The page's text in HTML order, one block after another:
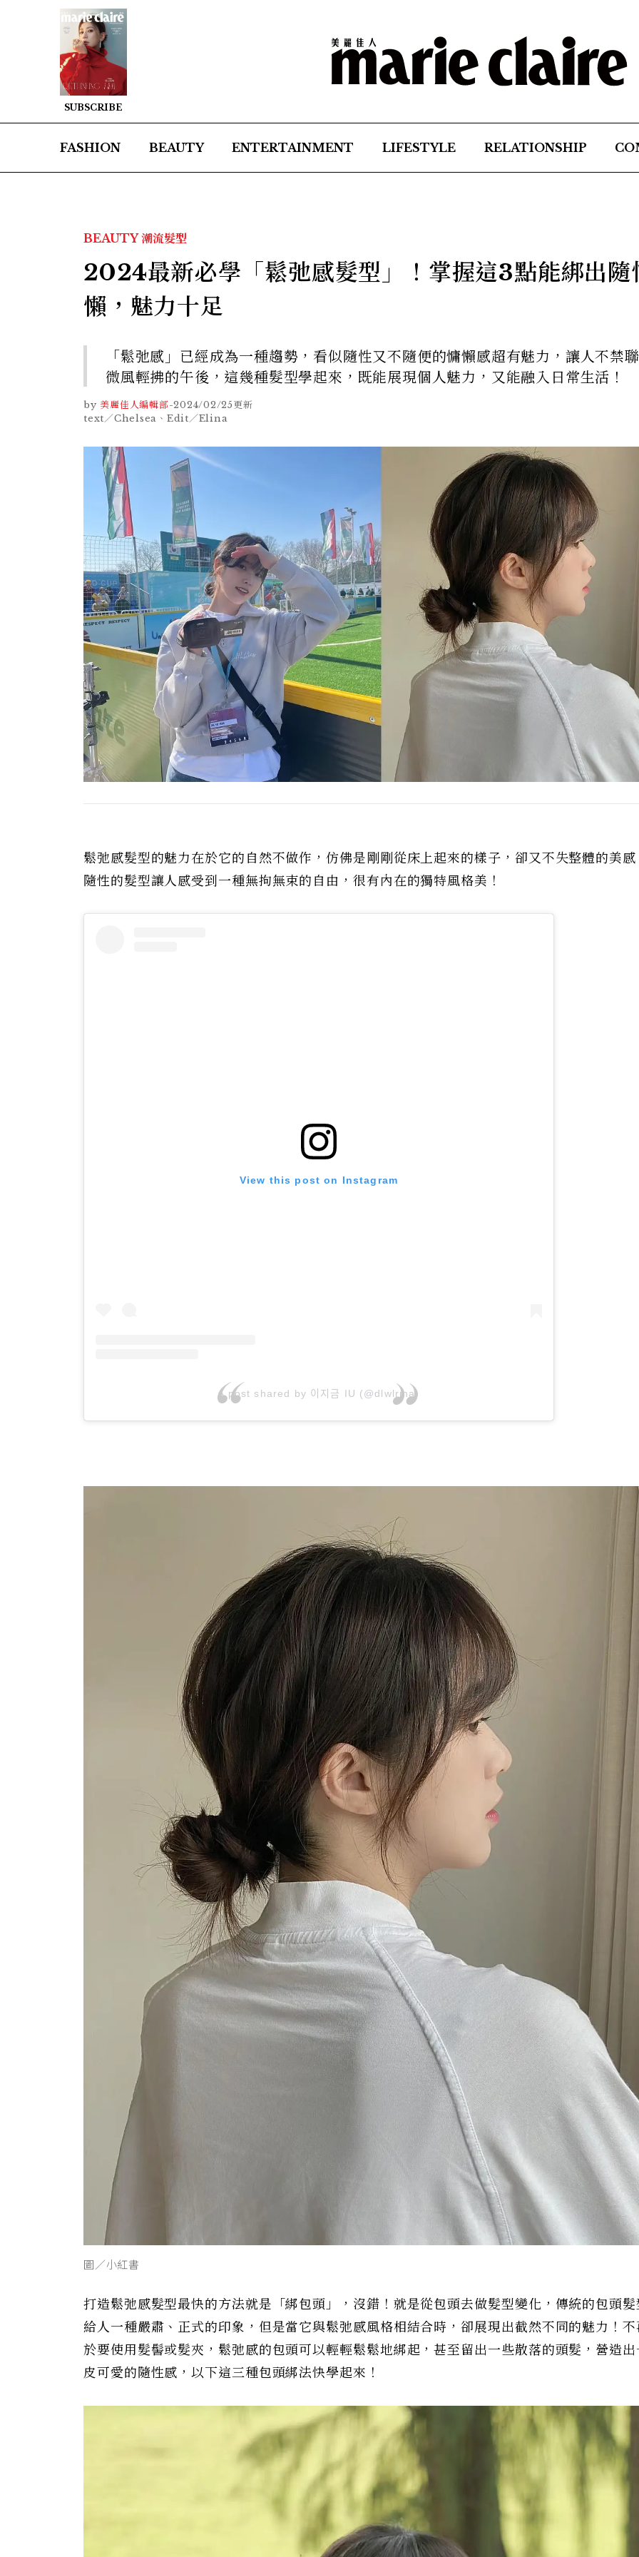
SUBSCRIBE
FASHION BEAUTY ENTERTAINMENT LIFESTYLE RELATIONSHIP
BEAUTY 潮流髮型
2024最新必學「鬆弛感髮型」！掌握這3點能綁出隨
懶，魅力十足
「鬆弛感」已經成為一種趨勢，看似隨性又不隨便的慵懶感超有魅力，讓人不禁
微風輕拂的午後，這幾種髮型學起來，既能展現個人魅力，又能融入日常生活！
by 美麗佳人編輯部-2024/02/25更新
text／Chelsea、Edit／Elina
鬆弛感髮型的魅力在於它的自然不做作，仿佛是剛剛從床上起來的樣子，卻又不失整體的美
隨性的髮型讓人感受到一種無拘無束的自由，很有內在的獨特風格美！
View this post on Instagram
A post shared by 이지금 IU (@dlwlrma)
圖／小紅書
打造鬆弛感髮型最快的方法就是「綁包頭」，沒錯！就是從包頭去做髮型變化，傳統的包頭
給人一種嚴肅、正式的印象，但是當它與鬆弛感風格相結合時，卻展現出截然不同的魅力！
於要使用髮髻或髮夾，鬆弛感的包頭可以輕輕鬆鬆地綁起，甚至留出一些散落的頭髮，營造
皮可愛的隨性感，以下這三種包頭綁法快學起來！